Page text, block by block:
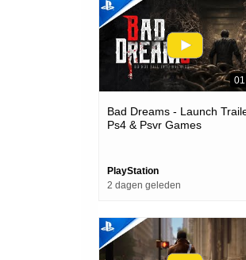
Bad Dreams - Launch
Ps4 & Psvr Games
PlayStation
2 dagen geleden